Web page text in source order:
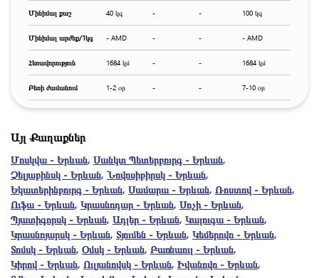
Մինիմալ քաշ 40 կգ - - 100 կգ
Մինիմալ արժեք/1կգ - AMD - - - AMD
Հեռավորություն 1684 կմ - - 1684 կմ
Բեռի ժամանում 1-2 օր - - 7-10 օր
Այլ Քաղաքներ
Մոսկվա - Երևան, Սանկտ Պետերբուրգ - Երևան,
Չելյաբինսկ - Երևան, Նովոսիբիրսկ - Երևան,
Եկատերինբուրգ - Երևան, Սամարա - Երևան, Ռոստով - Երևան,
Ուֆա - Երևան, Կրասնոդար - Երևան, Սոչի - Երևան,
Պյատիգորսկ - Երևան, Ադլեր - Երևան, Կալուգա - Երևան,
Կրասնոյարսկ - Երևան, Տյումեն - Երևան, Կեմերովո - Երևան,
Տոմսկ - Երևան, Օմսկ - Երևան, Բառնաուլ - Երևան,
Կիրով - Երևան, Ուլյանովսկ - Երևան, Իվանովո - Երևան,